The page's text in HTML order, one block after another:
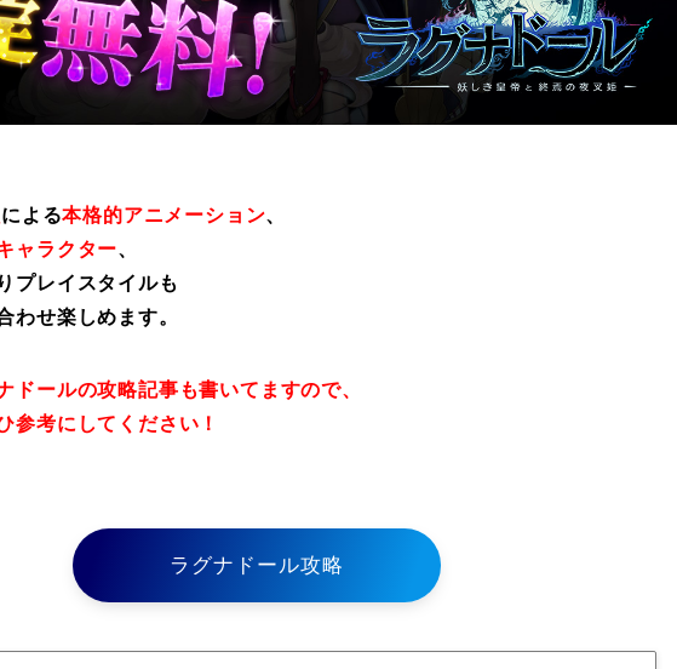
による本格的アニメーション、
ャラクター、
プレイスタイルも
わせ楽しめます。
ドールの攻略記事も書いてますので、
参考にしてください！
ラグナドール攻略